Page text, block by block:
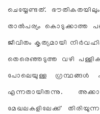
ചെയ്യേണ്ടത്.
താല്‍പര്യം കൊടുക്കാത്ത
ജീവിതം കൃത്യമായി
തെരെഞ്ഞടുത്ത വഴി
പോലെയുള്ള ഗ്രന്ഥങ്ങള്‍
എന്നതായിരുന്നു.
മേഖലകളിലേക്ക്